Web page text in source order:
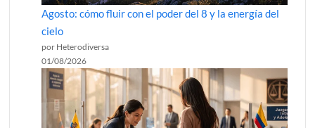
Agosto: cómo fluir con el poder del 8 y la energía del
cielo
por Heterodiversa
01/08/2026